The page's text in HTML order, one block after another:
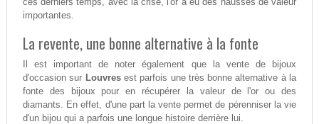
importantes.
La revente, une bonne alternative à la fonte
Il est important de noter également que la vente de bijoux
d'occasion sur Louvresest parfois une très bonne alternative à la
fonte des bijoux pour en récupérer la valeur de l'or ou des
diamants. En effet, d'une part la vente permet de pérenniser la vie
d'un bijou qui a parfois une longue histoire derrière lui.